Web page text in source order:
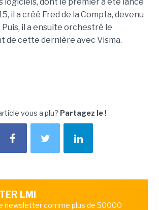
il a créé Fred de la Compta, devenu
Puis, il a ensuite orchestré le
de cette dernière avec Visma.
vous a plu? Partagez le !
LMI
newsletter comme plus de 50000